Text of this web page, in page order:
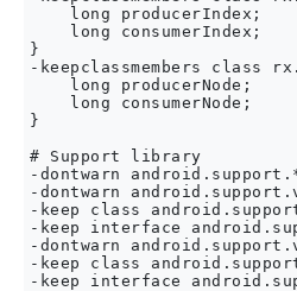
    long producerIndex;
    long consumerIndex;
}
-keepclassmembers class
    long producerNode;
    long consumerNode;
}
# Support library
-dontwarn
-dontwarn
-keep class
-keep interface
-dontwarn
-keep class
-keep interface